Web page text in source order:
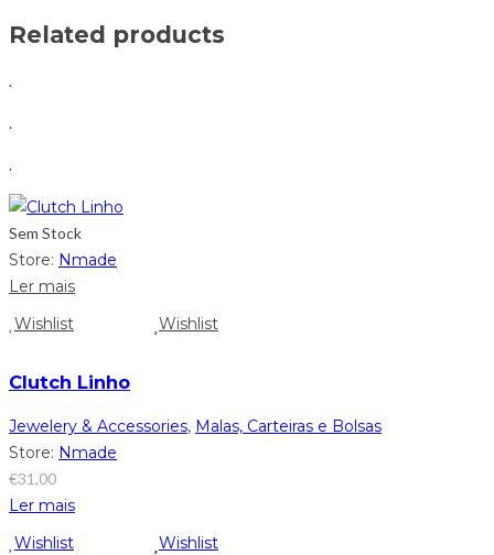
Related products
.
.
.
Sem Stock
Store: Nmade
Ler mais
Wishlist
Wishlist
Clutch Linho
Jewelery & Accessories, Malas, Carteiras e Bolsas
Store: Nmade
€31,00
Ler mais
Wishlist
Wishlist